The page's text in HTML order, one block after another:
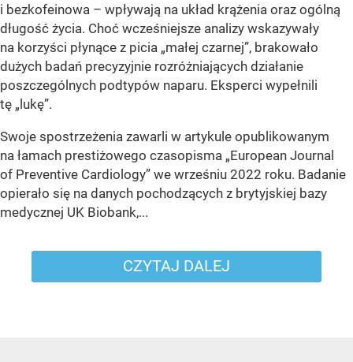
i bezkofeinowa – wpływają na układ krążenia oraz ogólną
długość życia. Choć wcześniejsze analizy wskazywały
na korzyści płynące z picia „małej czarnej”, brakowało
dużych badań precyzyjnie rozróżniających działanie
poszczególnych podtypów naparu. Eksperci wypełnili
tę „lukę”.
Swoje spostrzeżenia zawarli w artykule opublikowanym
na łamach prestiżowego czasopisma „European Journal
of Preventive Cardiology” we wrześniu 2022 roku. Badanie
opierało się na danych pochodzących z brytyjskiej bazy
medycznej UK Biobank,...
CZYTAJ DALEJ